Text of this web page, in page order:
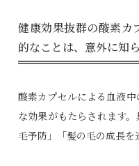
健康効果抜群の酸素カ
的なことは、意外に知
酸素カプセルによる血液
な効果がもたらされます
毛予防」「髪の毛の成長を